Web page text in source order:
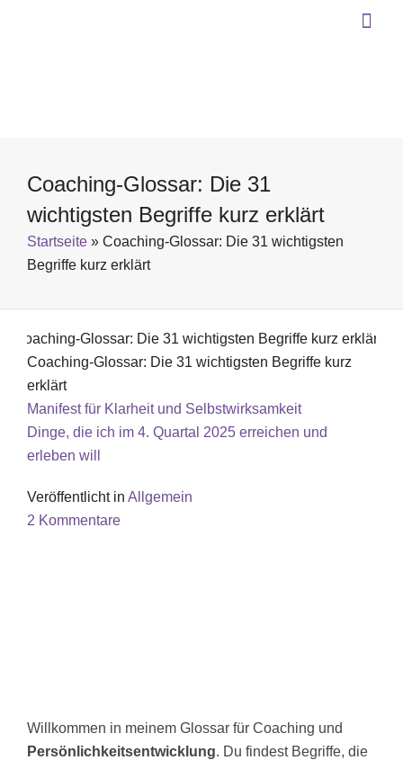
Coaching-Glossar: Die 31
wichtigsten Begriffe kurz erklärt
Startseite » Coaching-Glossar: Die 31 wichtigsten
Begriffe kurz erklärt
Coaching-Glossar: Die 31 wichtigsten Begriffe kurz erklärt
Coaching-Glossar: Die 31 wichtigsten Begriffe kurz
erklärt
Manifest für Klarheit und Selbstwirksamkeit
Dinge, die ich im 4. Quartal 2025 erreichen und
erleben will
Veröffentlicht in Allgemein
2 Kommentare
Willkommen in meinem Glossar für Coaching und
Persönlichkeitsentwicklung. Du findest Begriffe, die